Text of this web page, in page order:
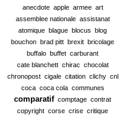
anecdote apple armee art
assemblee nationale assistanat
atomique blague blocus blog
bouchon brad pitt brexit bricolage
buffalo buffet carburant
cate blanchett chirac chocolat
chronopost cigale citation clichy cnl
coca coca cola communes
comparatif comptage contrat
copyright corse crise critique